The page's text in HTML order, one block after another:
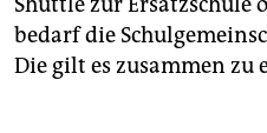
bedarf die
Die gilt es zusammen zu